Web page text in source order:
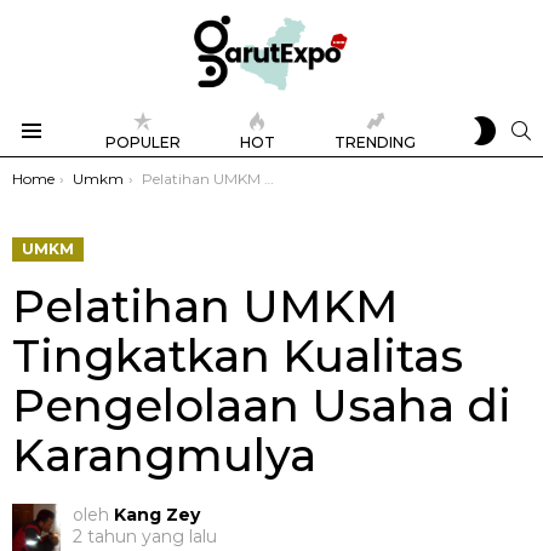
POPULER HOT TRENDING
SKIN
You are here:
Home Umkm Pelatihan UMKM Tingkatkan Kualitas Pengelolaan Usaha di Karangmulya
UMKM
Pelatihan UMKM
Tingkatkan Kualitas
Pengelolaan Usaha di
Karangmulya
oleh Kang Zey
2 tahun yang lalu